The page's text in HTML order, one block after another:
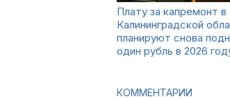
Плату за капремонт в
Калининградской
планируют снова
один рубль в 2026
КОММЕНТАРИИ